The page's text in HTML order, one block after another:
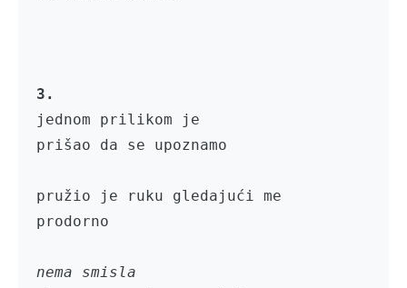
3.
jednom prilikom je
prišao da se upoznamo
pružio je ruku gledajući me
prodorno
nema smisla